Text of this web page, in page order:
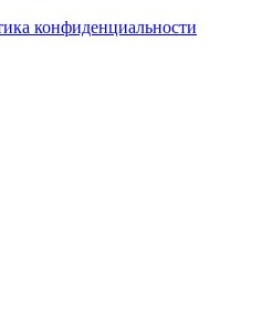
конфиденциальности